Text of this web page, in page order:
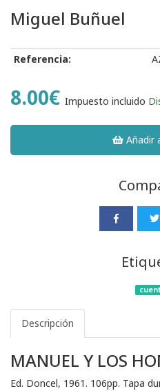
Miguel Buñuel
Referencia:
8.00€ Impuesto incluido
Añadir
Descripción
MANUEL Y LOS
Ed. Doncel, 1961. 106pp. Tapa